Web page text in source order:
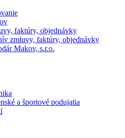
faktúry, objednávky
zmluvy, faktúry, objednávky
Makov, s.r.o.
a športové podujatia